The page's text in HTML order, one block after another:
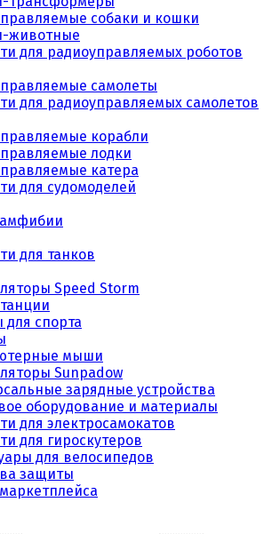
собаки и кошки
животные
для радиоуправляемых роботов
самолеты
для радиоуправляемых самолетов
корабли
лодки
катера
для судомоделей
для танков
Speed Storm
для спорта
мыши
Sunpadow
зарядные устройства
оборудование и материалы
для электросамокатов
для гироскутеров
для велосипедов
защиты